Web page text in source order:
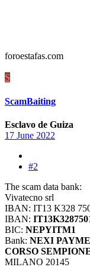
foroestafas.com
S
ScamBaiting
Esclavo de Guiza
17 June 2022
#2
The scam data bank:
Vivatecno srl
IBAN: IT13 K328
IBAN:
BIC: NEPYITM1
Bank: NEXI
CORSO
MILANO 20145